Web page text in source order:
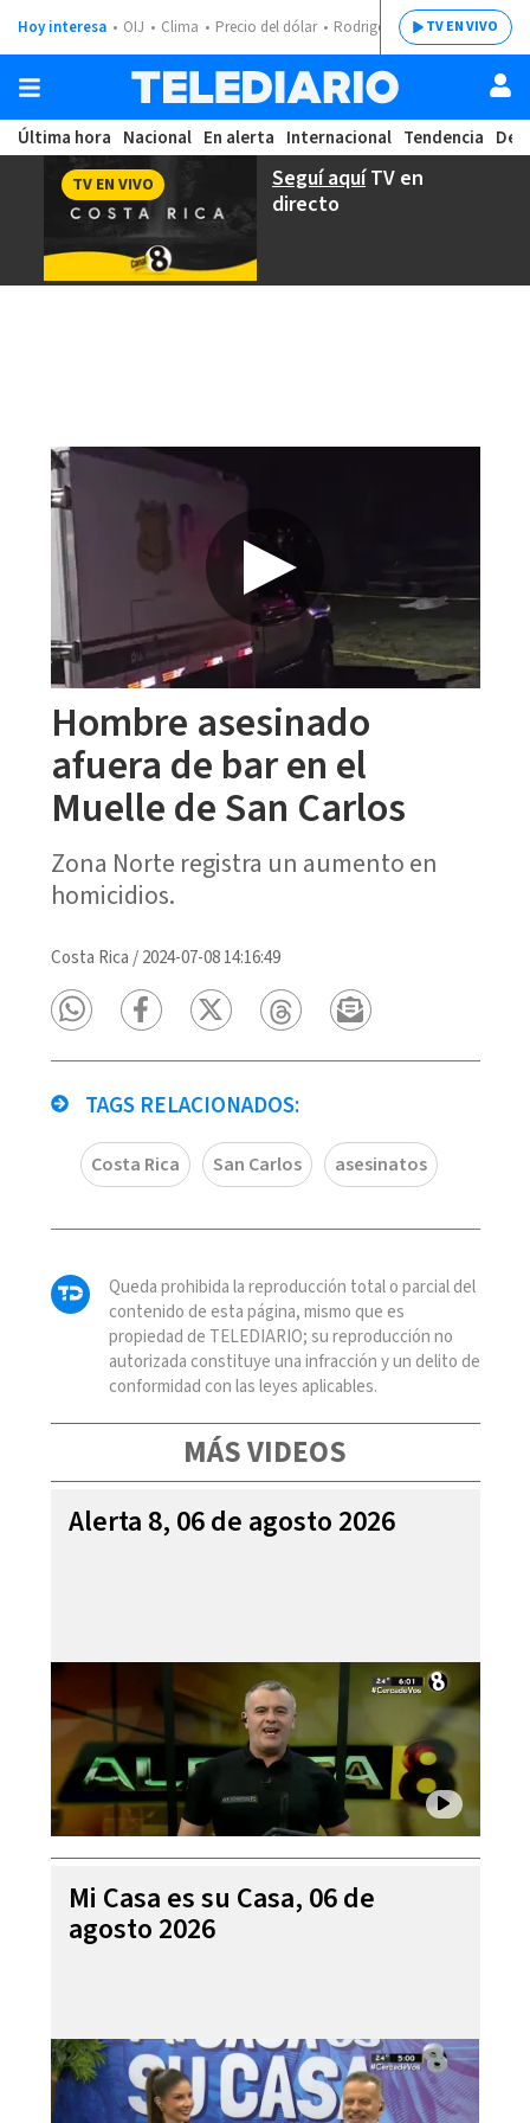
Hoy interesa OIJ Clima Precio del dólar Rodrigo ChavesTV EN VIVO
Última hora Nacional En alerta Internacional Tendencia
Seguí aquíTV en
directo
TV EN VIVO
Hombre asesinado
afuera de bar en el
Muelle de San Carlos
Zona Norte registra un aumento en
homicidios.
Costa Rica /2024-07-08 14:16:49
TAGS RELACIONADOS:
Costa Rica San Carlos asesinatos
Queda prohibida la reproducción total o parcial del
contenido de esta página, mismo que es
propiedad de TELEDIARIO; su reproducción no
autorizada constituye una infracción y un delito de
conformidad con las leyes aplicables.
MÁS VIDEOS
Alerta 8, 06 de agosto 2026
Mi Casa es su Casa, 06 de
agosto 2026